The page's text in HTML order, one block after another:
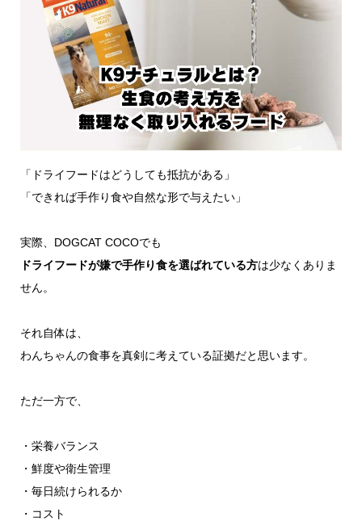
「ドライフードはどうしても抵抗がある」
「できれば手作り食や自然な形で与えたい」
実際、DOGCAT COCOでも
ドライフードが嫌で手作り食を選ばれている方は少なくありま
せん。
それ自体は、
わんちゃんの食事を真剣に考えている証拠だと思います。
ただ一方で、
・栄養バランス
・鮮度や衛生管理
・毎日続けられるか
・コスト